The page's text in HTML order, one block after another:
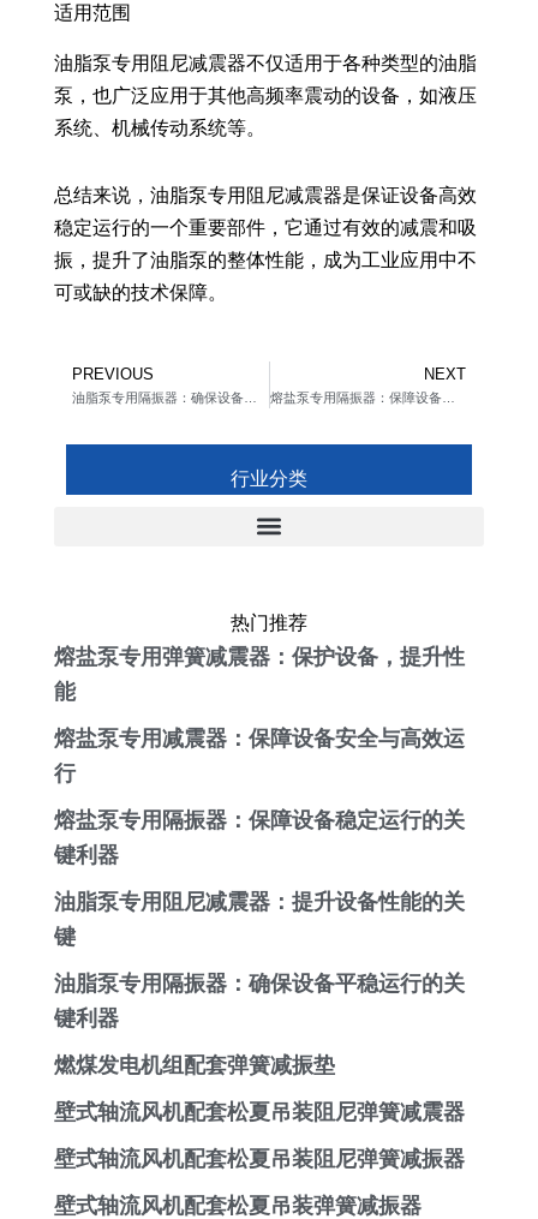
适用范围
油脂泵专用阻尼减震器不仅适用于各种类型的油脂
泵，也广泛应用于其他高频率震动的设备，如液压
系统、机械传动系统等。
总结来说，油脂泵专用阻尼减震器是保证设备高效
稳定运行的一个重要部件，它通过有效的减震和吸
振，提升了油脂泵的整体性能，成为工业应用中不
可或缺的技术保障。
Prev
PREVIOUS NEXT
熔盐泵专用隔振器：保障设备稳定运行的关键利器
行业分类
热门推荐
熔盐泵专用弹簧减震器：保护设备，提升性
能
熔盐泵专用减震器：保障设备安全与高效运
行
熔盐泵专用隔振器：保障设备稳定运行的关
键利器
油脂泵专用阻尼减震器：提升设备性能的关
键
油脂泵专用隔振器：确保设备平稳运行的关
键利器
燃煤发电机组配套弹簧减振垫
壁式轴流风机配套松夏吊装阻尼弹簧减震器
壁式轴流风机配套松夏吊装阻尼弹簧减振器
壁式轴流风机配套松夏吊装弹簧减振器